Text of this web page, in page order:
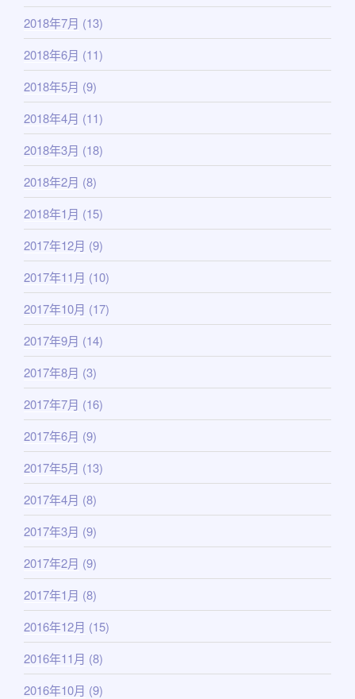
2018年7月 (13)
2018年6月 (11)
2018年5月 (9)
2018年4月 (11)
2018年3月 (18)
2018年2月 (8)
2018年1月 (15)
2017年12月 (9)
2017年11月 (10)
2017年10月 (17)
2017年9月 (14)
2017年8月 (3)
2017年7月 (16)
2017年6月 (9)
2017年5月 (13)
2017年4月 (8)
2017年3月 (9)
2017年2月 (9)
2017年1月 (8)
2016年12月 (15)
2016年11月 (8)
2016年10月 (9)